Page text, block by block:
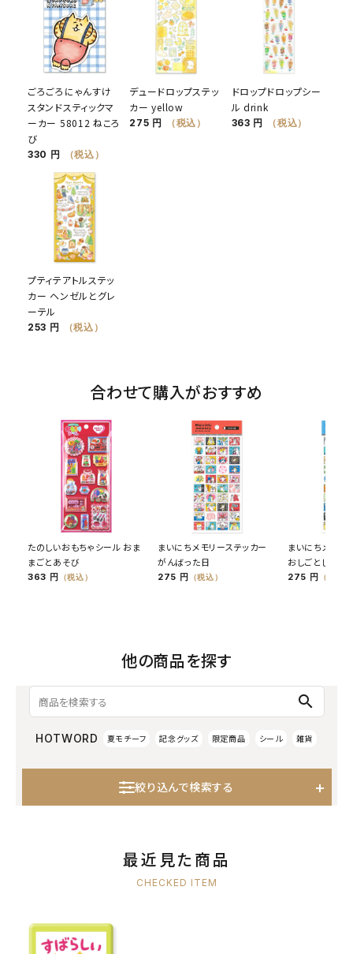
ごろごろにゃんすけ
スタンドスティックマ
ーカー 58012 ねころ
び
330 円 （税込）
デュードロップステッ
カー yellow
275 円 （税込）
ドロップドロップシー
ル drink
363 円 （税込）
プティテアトルステッ
カー ヘンゼルとグレ
ーテル
253 円 （税込）
合わせて購入がおすすめ
たのしいおもちゃシール おま
まごとあそび
363 円 （税込）
まいにちメモリーステッカー
がんばった日
275 円 （税込）
まいにちメモリ
おしごとした日
275 円 （税込）
他の商品を探す
search
HOTWORD 夏モチーフ 記念グッズ 限定商品 シール 雑貨
絞り込んで検索する
最近見た商品
CHECKED ITEM